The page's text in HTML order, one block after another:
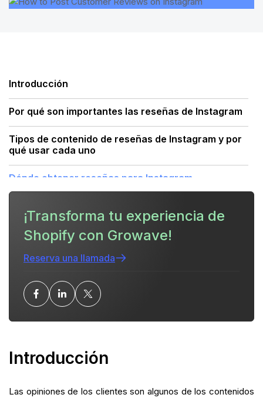
Introducción
Las opiniones de los clientes son algunos de los contenidos
Introducción
Por qué son importantes las reseñas de Instagram
Tipos de contenido de reseñas de Instagram y por
qué usar cada uno
Dónde obtener reseñas para Instagram
Preparación de reseñas para Instagram: pasos
prácticos
reseñas
Medición del impacto: los KPI y cómo rastrearlos
Escalar las reseñas y hacerlas repetibles
¡Transforma tu experiencia de
Shopify con Growave!
Reserva una llamada